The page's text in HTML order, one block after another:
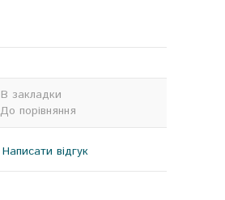
В закладки
До порівняння
Написати відгук